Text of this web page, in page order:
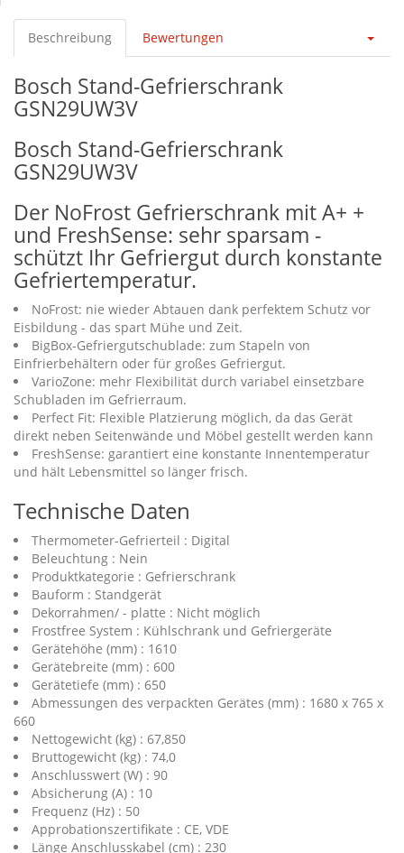
Beschreibung Bewertungen
Bosch Stand-Gefrierschrank
GSN29UW3V
Bosch Stand-Gefrierschrank
GSN29UW3V
Der NoFrost Gefrierschrank mit A+ +
und FreshSense: sehr sparsam -
schützt Ihr Gefriergut durch konstante
Gefriertemperatur.
NoFrost: nie wieder Abtauen dank perfektem Schutz vor
Eisbildung - das spart Mühe und Zeit.
BigBox-Gefriergutschublade: zum Stapeln von
Einfrierbehältern oder für großes Gefriergut.
VarioZone: mehr Flexibilität durch variabel einsetzbare
Schubladen im Gefrierraum.
Perfect Fit: Flexible Platzierung möglich, da das Gerät
direkt neben Seitenwände und Möbel gestellt werden kann
FreshSense: garantiert eine konstante Innentemperatur
und hält Lebensmittel so länger frisch.
Technische Daten
Thermometer-Gefrierteil : Digital
Beleuchtung : Nein
Produktkategorie : Gefrierschrank
Bauform : Standgerät
Dekorrahmen/ - platte : Nicht möglich
Frostfree System : Kühlschrank und Gefriergeräte
Gerätehöhe (mm) : 1610
Gerätebreite (mm) : 600
Gerätetiefe (mm) : 650
Abmessungen des verpackten Gerätes (mm) : 1680 x 765 x
660
Nettogewicht (kg) : 67,850
Bruttogewicht (kg) : 74,0
Anschlusswert (W) : 90
Absicherung (A) : 10
Frequenz (Hz) : 50
Approbationszertifikate : CE, VDE
Länge Anschlusskabel (cm) : 230